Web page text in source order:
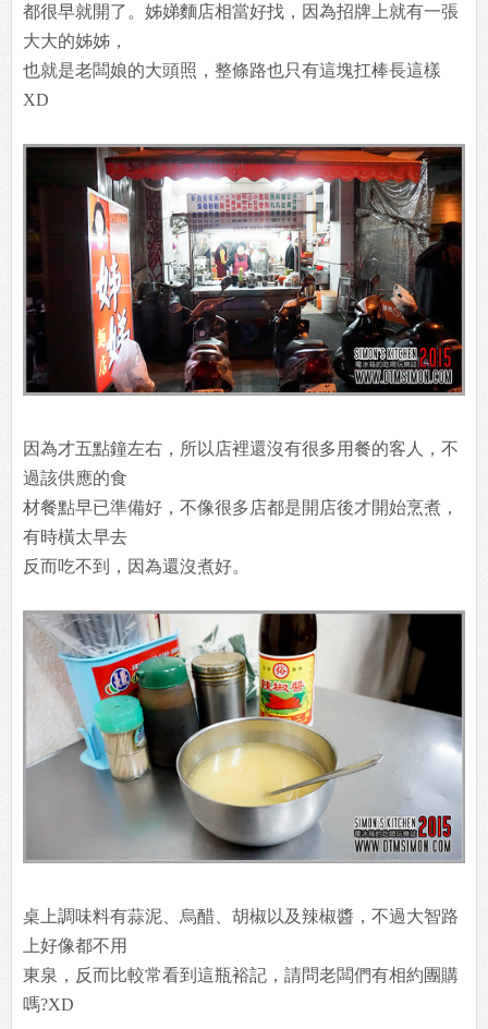
都很早就開了。姊娣麵店相當好找，因為招牌上就有一張
大大的姊姊，
也就是老闆娘的大頭照，整條路也只有這塊扛棒長這樣
XD
因為才五點鐘左右，所以店裡還沒有很多用餐的客人，不
過該供應的食
材餐點早已準備好，不像很多店都是開店後才開始烹煮，
有時橫太早去
反而吃不到，因為還沒煮好。
桌上調味料有蒜泥、烏醋、胡椒以及辣椒醬，不過大智路
上好像都不用
東泉，反而比較常看到這瓶裕記，請問老闆們有相約團購
嗎?XD